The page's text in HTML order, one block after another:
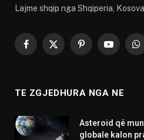
Lajme shqip nga Shqiperia,
Facebook
X
PinterestYouTube
TE ZGJEDHURA NGA NE
Asteroid që
globale kalon